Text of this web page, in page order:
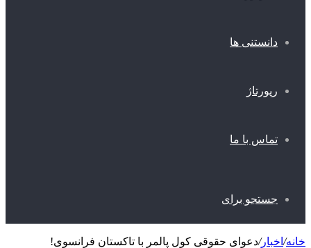
دانستنی ها
رپورتاژ
تماس با ما
جستجو برای
خانه/ اخبار/دعوای حقوقی کول پالمر با تاکستان فرانسوی!